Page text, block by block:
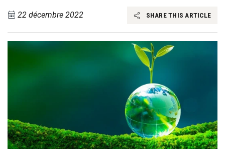
22 décembre 2022 SHARE THIS ARTICLE